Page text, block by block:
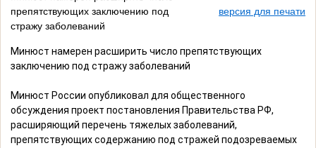
препятствующих заключению под
стражу заболеваний
версия для печати
Минюст намерен расширить число препятствующих
заключению под стражу заболеваний
Минюст России опубликовал для общественного
обсуждения проект постановления Правительства РФ,
расширяющий перечень тяжелых заболеваний,
препятствующих содержанию под стражей подозреваемых